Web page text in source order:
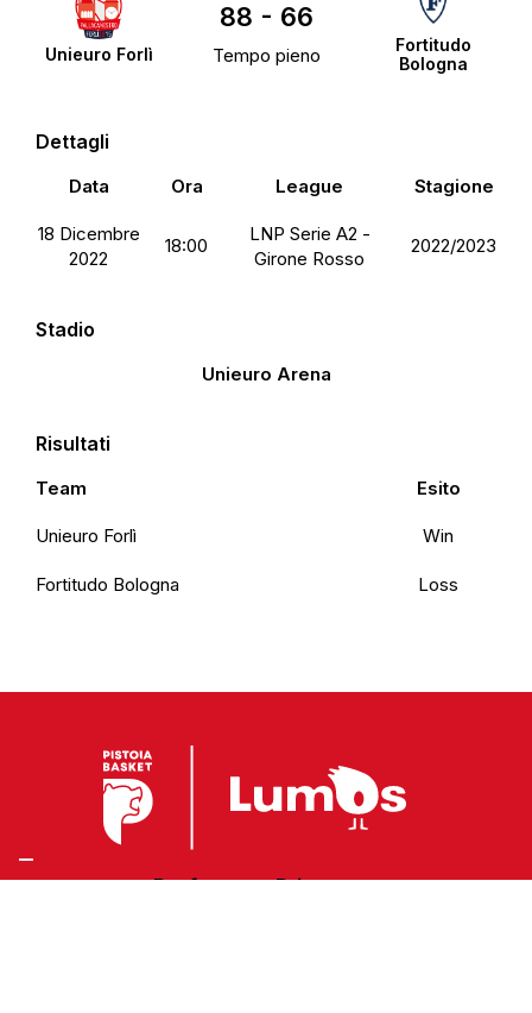
Unieuro Forlì
Fortitudo
Bologna
88 - 66
Tempo pieno
Dettagli
Data Ora League Stagione
18 Dicembre
2022
18:00
LNP Serie A2 -
Girone Rosso
2022/2023
Stadio
Unieuro Arena
Risultati
Team Esito
Unieuro Forlì Win
Fortitudo Bologna Loss
Preferenze Privacy